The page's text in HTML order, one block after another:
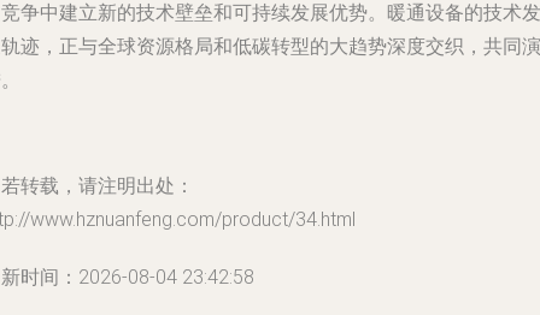
争中建立新的技术壁垒和可持续发展优势。暖通设备的技术发
迹，正与全球资源格局和低碳转型的大趋势深度交织，共同演
转载，请注明出处：
www.hznuanfeng.com/product/34.html
时间：2026-08-04 23:42:58